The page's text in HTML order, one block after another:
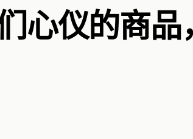
心仪的商品，